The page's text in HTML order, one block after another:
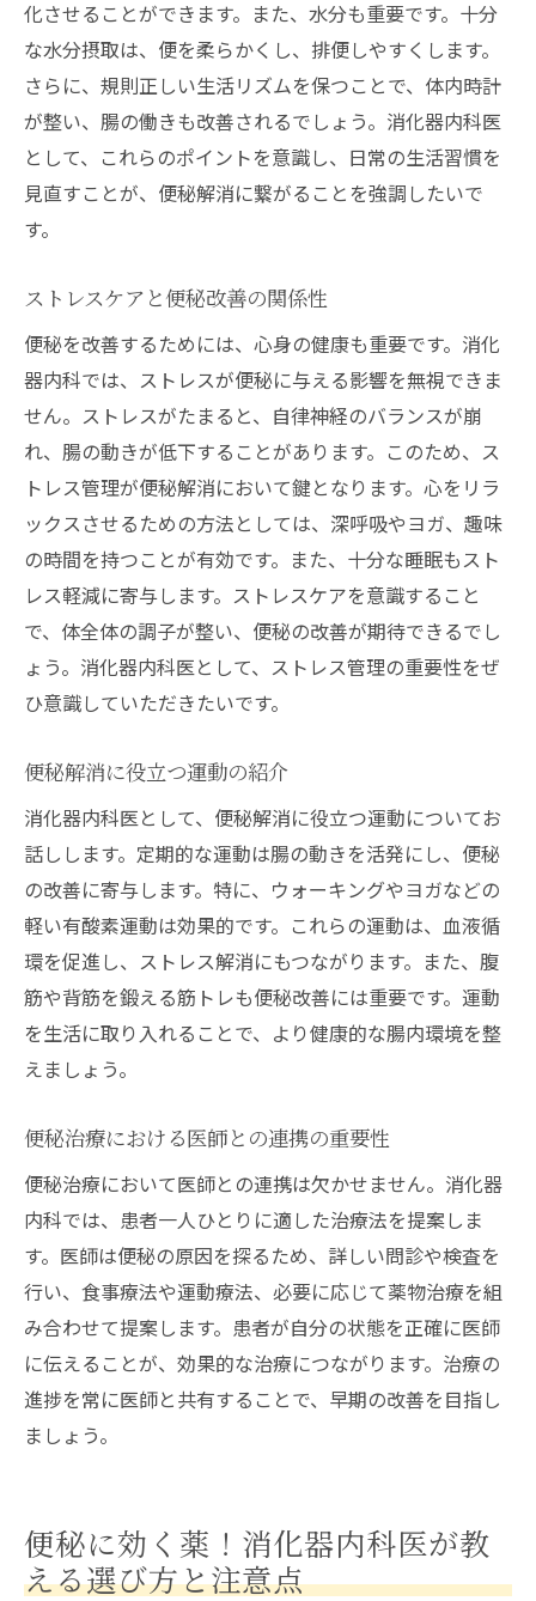
化させることができます。また、水分も重要です。十分
な水分摂取は、便を柔らかくし、排便しやすくします。
さらに、規則正しい生活リズムを保つことで、体内時計
が整い、腸の働きも改善されるでしょう。消化器内科医
として、これらのポイントを意識し、日常の生活習慣を
見直すことが、便秘解消に繋がることを強調したいで
す。
ストレスケアと便秘改善の関係性
便秘を改善するためには、心身の健康も重要です。消化
器内科では、ストレスが便秘に与える影響を無視できま
せん。ストレスがたまると、自律神経のバランスが崩
れ、腸の動きが低下することがあります。このため、ス
トレス管理が便秘解消において鍵となります。心をリラ
ックスさせるための方法としては、深呼吸やヨガ、趣味
の時間を持つことが有効です。また、十分な睡眠もスト
レス軽減に寄与します。ストレスケアを意識すること
で、体全体の調子が整い、便秘の改善が期待できるでし
ょう。消化器内科医として、ストレス管理の重要性をぜ
ひ意識していただきたいです。
便秘解消に役立つ運動の紹介
消化器内科医として、便秘解消に役立つ運動についてお
話しします。定期的な運動は腸の動きを活発にし、便秘
の改善に寄与します。特に、ウォーキングやヨガなどの
軽い有酸素運動は効果的です。これらの運動は、血液循
環を促進し、ストレス解消にもつながります。また、腹
筋や背筋を鍛える筋トレも便秘改善には重要です。運動
を生活に取り入れることで、より健康的な腸内環境を整
えましょう。
便秘治療における医師との連携の重要性
便秘治療において医師との連携は欠かせません。消化器
内科では、患者一人ひとりに適した治療法を提案しま
す。医師は便秘の原因を探るため、詳しい問診や検査を
行い、食事療法や運動療法、必要に応じて薬物治療を組
み合わせて提案します。患者が自分の状態を正確に医師
に伝えることが、効果的な治療につながります。治療の
進捗を常に医師と共有することで、早期の改善を目指し
ましょう。
便秘に効く薬！消化器内科医が教
える選び方と注意点